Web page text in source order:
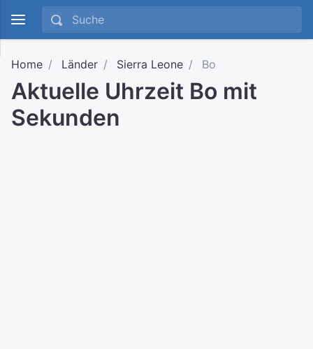
Home Länder Sierra Leone Bo
Aktuelle Uhrzeit Bo mit
Sekunden